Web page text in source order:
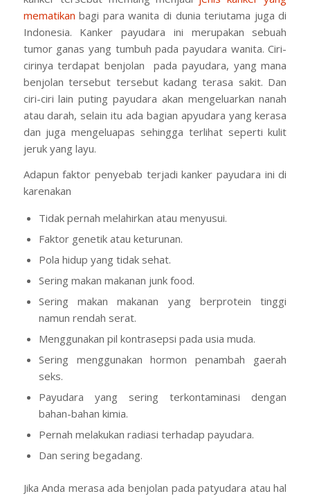
mematikan bagi para wanita di dunia teriutama juga di
Indonesia. Kanker payudara ini merupakan sebuah
tumor ganas yang tumbuh pada payudara wanita. Ciri-
cirinya terdapat benjolan pada payudara, yang mana
benjolan tersebut tersebut kadang terasa sakit. Dan
ciri-ciri lain puting payudara akan mengeluarkan nanah
atau darah, selain itu ada bagian apyudara yang kerasa
dan juga mengeluapas sehingga terlihat seperti kulit
jeruk yang layu.
Adapun faktor penyebab terjadi kanker payudara ini di
karenakan
Tidak pernah melahirkan atau menyusui.
Faktor genetik atau keturunan.
Pola hidup yang tidak sehat.
Sering makan makanan junk food.
Sering makan makanan yang berprotein tinggi
namun rendah serat.
Menggunakan pil kontrasepsi pada usia muda.
Sering menggunakan hormon penambah gaerah
seks.
Payudara yang sering terkontaminasi dengan
bahan-bahan kimia.
Pernah melakukan radiasi terhadap payudara.
Dan sering begadang.
Jika Anda merasa ada benjolan pada patyudara atau hal